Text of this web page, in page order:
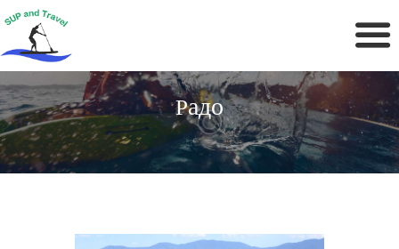
РАдо